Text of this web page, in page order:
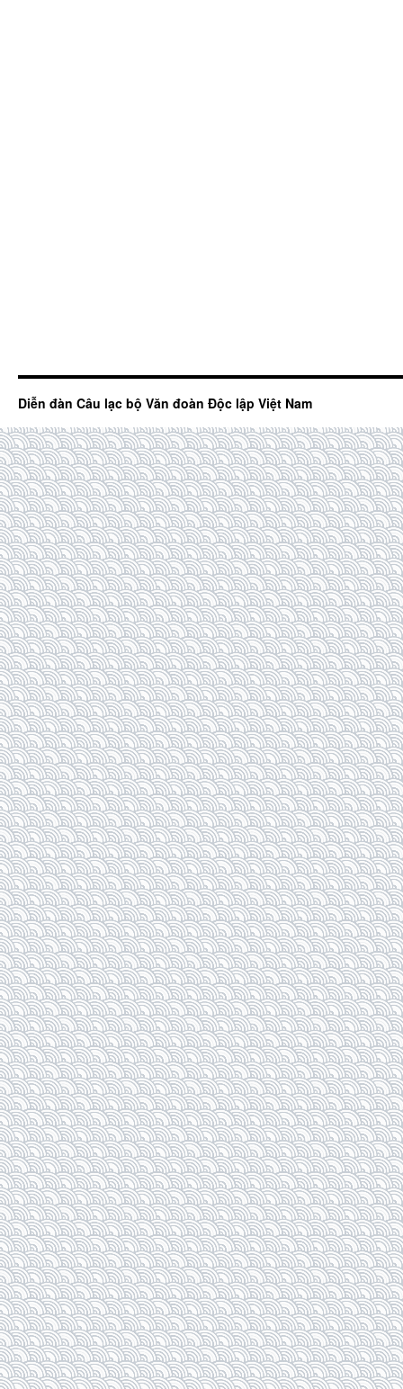
Diễn đàn Câu lạc bộ Văn đoàn Độc lập Việt Nam